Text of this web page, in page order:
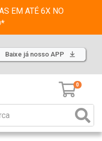
EM ATÉ 6X NO
Baixe já nosso APP
0